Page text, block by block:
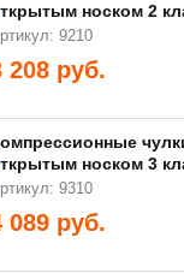
носком 2
9210
208 руб.
носком 3
9310
089 руб.